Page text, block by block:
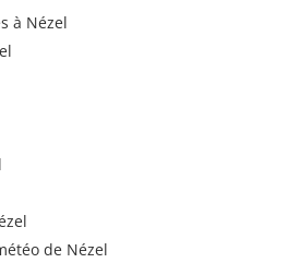
à Nézel
de Nézel